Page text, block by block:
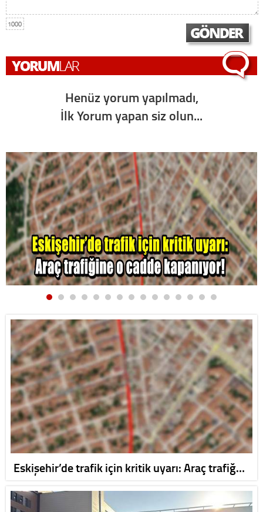
1000
Henüz yorum yapılmadı,
İlk Yorum yapan siz olun...
Eskişehir’de trafik için kritik uyarı: Araç trafiğ…